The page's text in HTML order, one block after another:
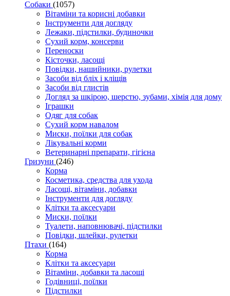
Собаки (1057)
Вітаміни та корисні добавки
Інструменти для догляду
Лежаки, підстилки, будиночки
Сухий корм, консерви
Переноски
Кісточки, ласощі
Повідки, нашийники, рулетки
Засоби від бліх і кліщів
Засоби від глистів
Догляд за шкірою, шерстю, зубами, хімія для дому
Іграшки
Одяг для собак
Сухий корм навалом
Миски, поїлки для собак
Лікувальні корми
Ветеринарні препарати, гігієна
Гризуни (246)
Корма
Косметика, средства для ухода
Ласощі, вітаміни, добавки
Інструменти для догляду
Клітки та аксесуари
Миски, поїлки
Туалети, наповнювачі, підстилки
Повідки, шлейки, рулетки
Птахи (164)
Корма
Клітки та аксесуари
Вітаміни, добавки та ласощі
Годівниці, поїлки
Підстилки